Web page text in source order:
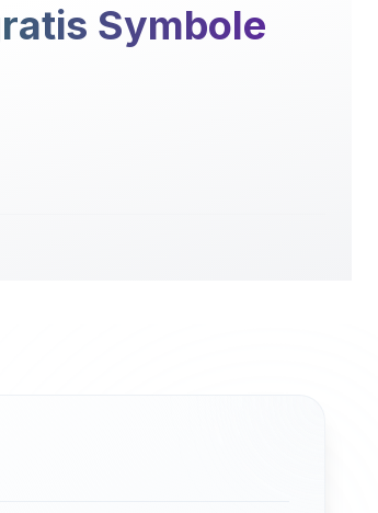
Symbole